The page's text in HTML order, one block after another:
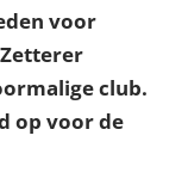
voor
club.
op voor de